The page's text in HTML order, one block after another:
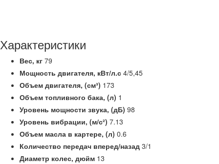
Характеристики
Вес, кг 79
Мощность двигателя, кВт/л.с 4/5,45
Объем двигателя, (см³) 173
Объем топливного бака, (л) 1
Уровень мощности звука, (дБ) 98
Уровень вибрации, (м/с²) 7.13
Объем масла в картере, (л) 0.6
Количество передач вперед/назад 3/1
Диаметр колес, дюйм 13